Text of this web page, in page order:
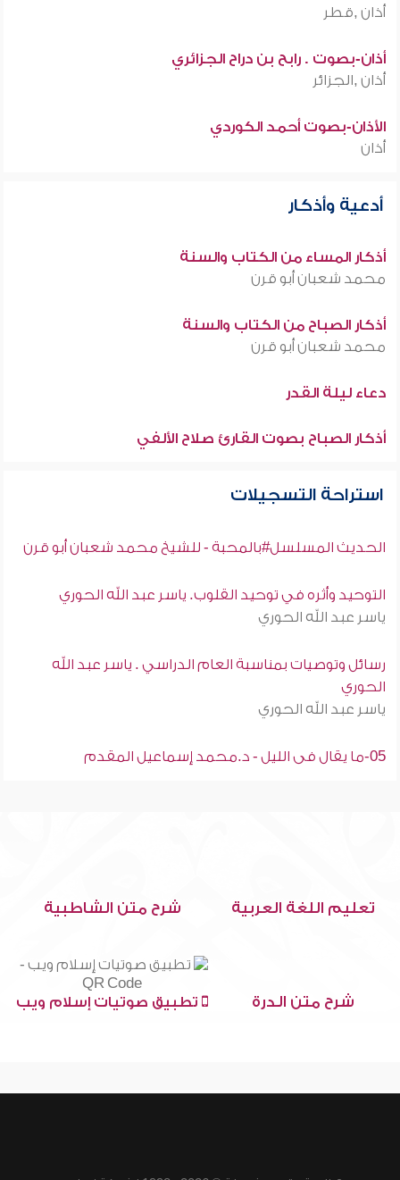
أذان ,قطر
أذان-بصوت . رابح بن دراح الجزائري
أذان ,الجزائر
الأذان-بصوت أحمد الكوردي
أذان
أدعية وأذكار
أذكار المساء من الكتاب والسنة
محمد شعبان أبو قرن
أذكار الصباح من الكتاب والسنة
محمد شعبان أبو قرن
دعاء ليلة القدر
أذكار الصباح بصوت القارئ صلاح الألفي
استراحة التسجيلات
الحديث المسلسل#بالمحبة - للشيخ محمد شعبان أبو قرن
التوحيد وأثره في توحيد القلوب. ياسر عبد الله الحوري
ياسر عبد الله الحوري
رسائل وتوصيات بمناسبة العام الدراسي . ياسر عبد الله
الحوري
ياسر عبد الله الحوري
05-ما يقال فى الليل - د.محمد إسماعيل المقدم
تعليم اللغة العربية شرح متن الشاطبية
شرح متن الدرة تطبيق صوتيات إسلام ويب